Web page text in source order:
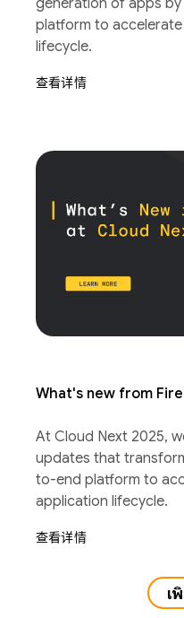
platform to
lifecycle.
查看详情
What's new from
At Cloud Next 2025,
updates that
to-end platform to
application lifecycle.
查看详情
เ